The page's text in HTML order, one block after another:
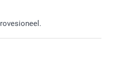
met een driehoekje,
om een kwalitatieve
de foto vervangen door een
foto kleiner maken door de